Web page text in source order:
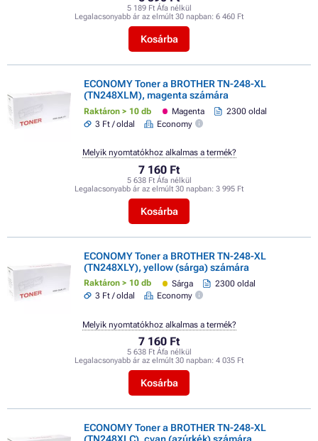
5 189 Ft Áfa nélkül
Legalacsonyabb ár az elmúlt 30 napban: 6 460 Ft
Kosárba
ECONOMY Toner a BROTHER TN-248-XL
(TN248XLM), magenta számára
Raktáron > 10 db Magenta
2300 oldal
3 Ft / oldal
Economy
7 160 Ft
5 638 Ft Áfa nélkül
Legalacsonyabb ár az elmúlt 30 napban: 3 995 Ft
Kosárba
Melyik nyomtatókhoz alkalmas a termék?
ECONOMY Toner a BROTHER TN-248-XL
(TN248XLY), yellow (sárga) számára
Raktáron > 10 db Sárga
2300 oldal
3 Ft / oldal
Economy
7 160 Ft
5 638 Ft Áfa nélkül
Legalacsonyabb ár az elmúlt 30 napban: 4 035 Ft
Kosárba
Melyik nyomtatókhoz alkalmas a termék?
ECONOMY Toner a BROTHER TN-248-XL